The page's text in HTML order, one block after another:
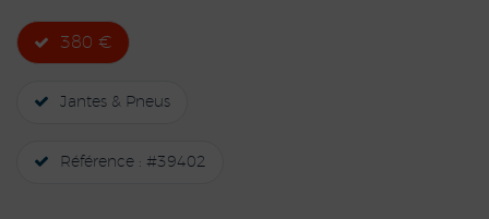
380 €
Jantes & Pneus
Référence : #39402